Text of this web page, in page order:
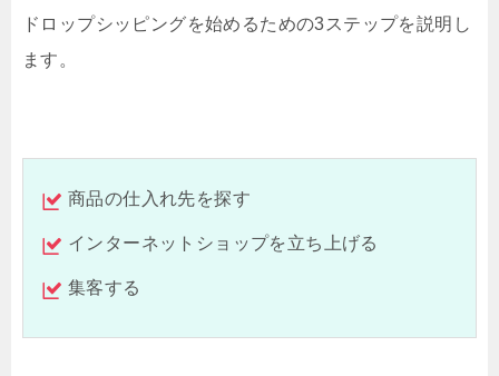
ドロップシッピングを始めるための3ステップを説明し
ます。
商品の仕入れ先を探す
インターネットショップを立ち上げる
集客する